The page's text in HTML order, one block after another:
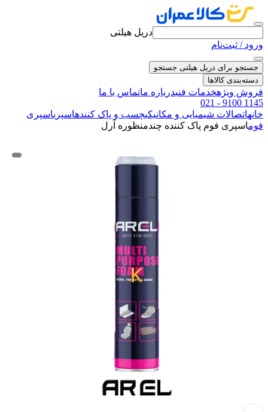
دریل هیلتی
ورود / ثبت‌نام
جستجو برای دریل هیلتی جستجو
دسته‌بندی کالاها
فروش ویژهخدمات فنیدرباره ماتماس با ما
021 - 9100 1145
خانهاتصالات شیمیایی و مکانیکیچسب و پاک کنندهاسپریاسپری
فوماسپری فوم پاک کننده چندمنظوره آرل